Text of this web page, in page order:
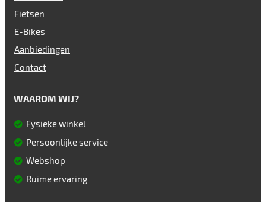
Fietsen
E-Bikes
Aanbiedingen
Contact
WAAROM WIJ?
Fysieke winkel
Persoonlijke service
Webshop
Ruime ervaring